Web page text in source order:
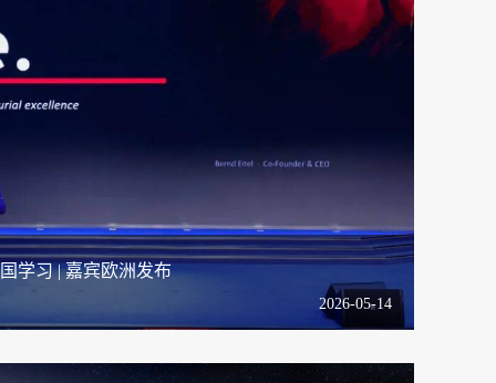
学习 | 嘉宾欧洲发布
2026-05-14